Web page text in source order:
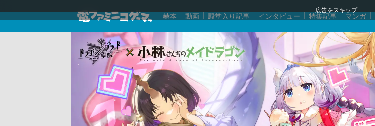
広告をスキップ
赫本 動画 殿堂入り記事 インタビュー 特集記事 マンガ